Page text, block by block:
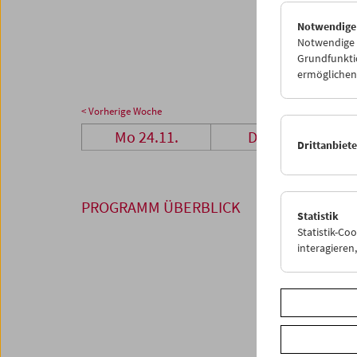
01
< Vorherige Woche
Mo 24.11. Di 25.11.
PROGRAMM ÜBERBLICK
Notwendige
Statistik
Statistik-